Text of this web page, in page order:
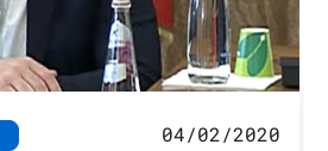
04/02/2020